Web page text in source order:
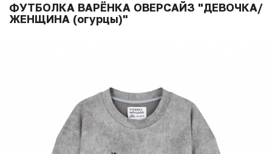
ФУТБОЛКА ВАРЁНКА ОВЕРСАЙЗ "ДЕВОЧКА/
ЖЕНЩИНА (огурцы)"